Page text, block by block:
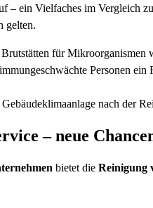
– ein Vielfaches im Vergleich
gelten.
für
Personen ein
nach der
– neue
bietet die Reinigung